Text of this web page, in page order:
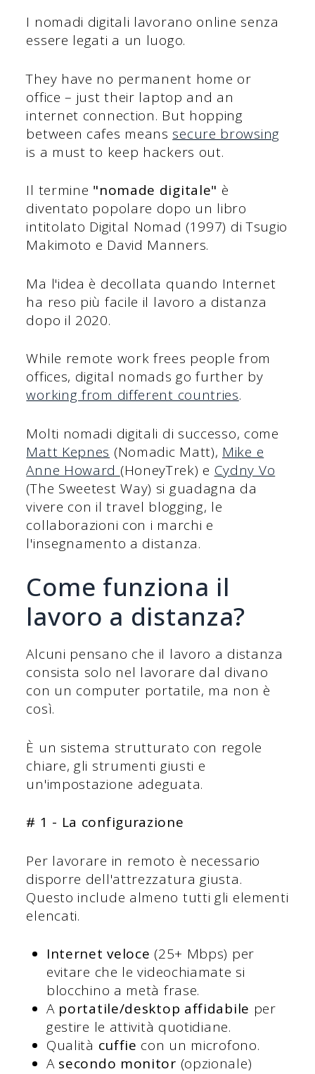
I nomadi digitali lavorano online senza
essere legati a un luogo.
They have no permanent home or
office – just their laptop and an
internet connection. But hopping
between cafes means secure browsing
is a must to keep hackers out.
Il termine "nomade digitale" è
diventato popolare dopo un libro
intitolato Digital Nomad (1997) di Tsugio
Makimoto e David Manners.
Ma l'idea è decollata quando Internet
ha reso più facile il lavoro a distanza
dopo il 2020.
While remote work frees people from
offices, digital nomads go further by
working from different countries.
Molti nomadi digitali di successo, come
Matt Kepnes (Nomadic Matt), Mike e
Anne Howard (HoneyTrek) e Cydny Vo
(The Sweetest Way) si guadagna da
vivere con il travel blogging, le
collaborazioni con i marchi e
l'insegnamento a distanza.
Come funziona il
lavoro a distanza?
Alcuni pensano che il lavoro a distanza
consista solo nel lavorare dal divano
con un computer portatile, ma non è
così.
È un sistema strutturato con regole
chiare, gli strumenti giusti e
un'impostazione adeguata.
# 1 - La configurazione
Per lavorare in remoto è necessario
disporre dell'attrezzatura giusta.
Questo include almeno tutti gli elementi
elencati.
Internet veloce (25+ Mbps) per
evitare che le videochiamate si
blocchino a metà frase.
A portatile/desktop affidabile per
gestire le attività quotidiane.
Qualità cuffie con un microfono.
A secondo monitor (opzionale)